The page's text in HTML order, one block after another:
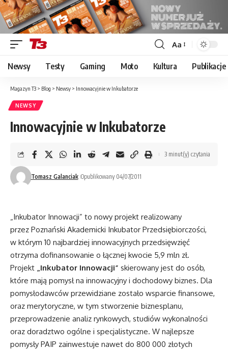
Font
Resizer
Aa
Newsy Testy Gaming Moto Kultura Publikacje
Magazyn T3 > Blog > Newsy > Innowacyjnie w Inkubatorze
NEWSY
Innowacyjnie w Inkubatorze
Tomasz Galanciak Opublikowany 04/07/2011
3 minut(y) czytania
„Inkubator Innowacji” to nowy projekt realizowany
przez Poznański Akademicki Inkubator Przedsiębiorczości,
w którym 10 najbardziej innowacyjnych przedsięwzięć
otrzyma dofinansowanie o łącznej kwocie 5,9 mln zł.
Projekt „Inkubator Innowacji” skierowany jest do osób,
które mają pomysł na innowacyjny i dochodowy biznes. Dla
pomysłodawców przewidziane zostało wsparcie finansowe,
oraz merytoryczne, w tym stworzenie biznesplanu,
przeprowadzenie analiz rynkowych, studiów wykonalności
oraz doradztwo ogólne i specjalistyczne. W najlepsze
pomysły PAIP zainwestuje nawet do 800 000 złotych